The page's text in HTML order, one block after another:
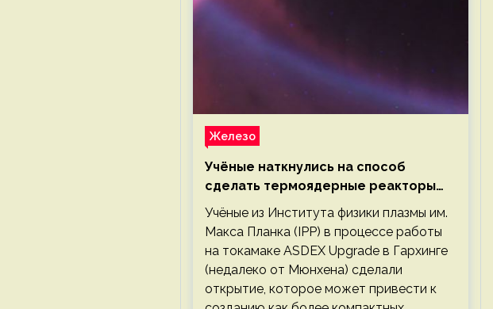
Железо
Учёные наткнулись на способ
сделать термоядерные реакторы
более компактными или мощными
Учёные из Института физики плазмы им.
Макса Планка (IPP) в процессе работы
на токамаке ASDEX Upgrade в Гархинге
(недалеко от Мюнхена) сделали
открытие, которое может привести к